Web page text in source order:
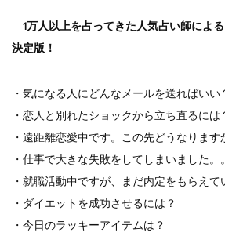
重版情報
2020.12.18
『日本陸海軍はなぜロジスティクスを軽視
1万人以上を占ってきた人気占い師によ
決定版！
・気になる人にどんなメールを送ればいい
・恋人と別れたショックから立ち直るには
・遠距離恋愛中です。この先どうなります
・仕事で大きな失敗をしてしまいました。
・就職活動中ですが、まだ内定をもらえて
・ダイエットを成功させるには？
・今日のラッキーアイテムは？